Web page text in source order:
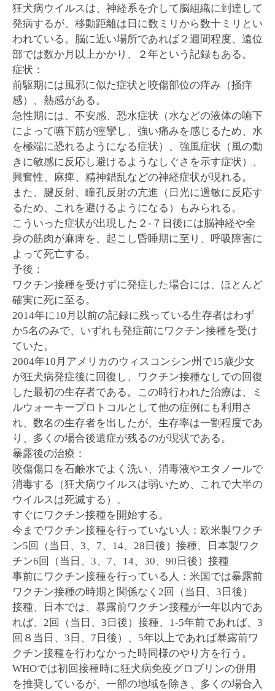
狂犬病ウイルスは、神経系を介して脳組織に到達して
発病するが、移動距離は日に数ミリから数十ミリとい
われている。脳に近い場所であれば２週間程度、遠位
部では数か月以上かかり、２年という記録もある。
症状：
前駆期には風邪に似た症状と咬傷部位の痒み（掻痒
感）、熱感がある。
急性期には、不安感、恐水症状（水などの液体の嚥下
によって嚥下筋が痙攣し、強い痛みを感じるため、水
を極端に恐れるようになる症状）、強風症状（風の動
きに敏感に反応し避けるようなしぐさを示す症状）、
興奮性、麻痺、精神錯乱などの神経症状が現れる。
また、腱反射、瞳孔反射の亢進（日光に過敏に反応す
るため、これを避けるようになる）もみられる。
こういった症状が出現した２-７日後には脳神経や全
身の筋肉が麻痺を、起こし昏睡期に至り、呼吸障害に
よって死亡する。
予後：
ワクチン接種を受けずに発症した場合には、ほとんど
確実に死に至る。
2014年に10月以前の記録に残っている生存者はわず
か5名のみで、いずれも発症前にワクチン接種を受け
ていた。
2004年10月アメリカのウィスコンシン州で15歳少女
が狂犬病発症後に回復し、ワクチン接種なしでの回復
した最初の生存者である。この時行われた治療は、ミ
ルウォーキープロトコルとして他の症例にも利用さ
れ、数名の生存者を出したが、生存率は一割程度であ
り、多くの場合後遺症が残るのが現状である。
暴露後の治療：
咬傷傷口を石鹸水でよく洗い、消毒液やエタノールで
消毒する（狂犬病ウイルスは弱いため、これで大半の
ウイルスは死滅する）。
すぐにワクチン接種を開始する。
今までワクチン接種を行っていない人：欧米製ワクチ
ン5回（当日、3、7、14、28日後）接種、日本製ワク
チン6回（当日、3、7、14、30、90日後）接種
事前にワクチン接種を行っている人：米国では暴露前
ワクチン接種の時期と関係なく2回（当日、3日後）
接種、日本では、暴露前ワクチン接種が一年以内であ
れば、2回（当日、3日後）接種、1-5年前であれば、3
回８当日、3日、7日後）、5年以上であれば暴露前ワ
クチン接種を行わなかった時同様のやり方を行う。
WHOでは初回接種時に狂犬病免疫グロブリンの併用
を推奨しているが、一部の地域を除き、多くの場合入